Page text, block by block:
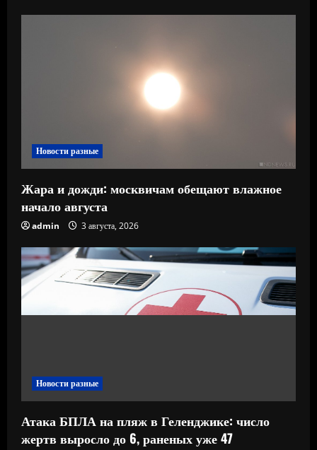
Новости разные
Жара и дожди: москвичам обещают влажное
начало августа
admin 3 августа, 2026
Новости разные
Атака БПЛА на пляж в Геленджике: число
жертв выросло до 6, раненых уже 47